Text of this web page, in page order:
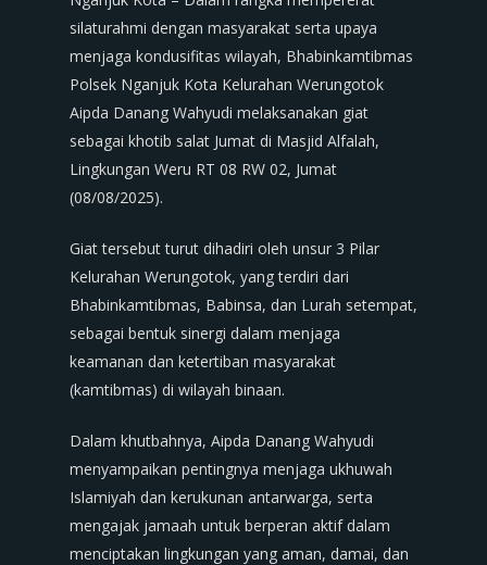
silaturahmi dengan masyarakat serta upaya
menjaga kondusifitas wilayah, Bhabinkamtibmas
Polsek Nganjuk Kota Kelurahan Werungotok
Aipda Danang Wahyudi melaksanakan giat
sebagai khotib salat Jumat di Masjid Alfalah,
Lingkungan Weru RT 08 RW 02, Jumat
(08/08/2025).
Giat tersebut turut dihadiri oleh unsur 3 Pilar
Kelurahan Werungotok, yang terdiri dari
Bhabinkamtibmas, Babinsa, dan Lurah setempat,
sebagai bentuk sinergi dalam menjaga
keamanan dan ketertiban masyarakat
(kamtibmas) di wilayah binaan.
Dalam khutbahnya, Aipda Danang Wahyudi
menyampaikan pentingnya menjaga ukhuwah
Islamiyah dan kerukunan antarwarga, serta
mengajak jamaah untuk berperan aktif dalam
menciptakan lingkungan yang aman, damai, dan